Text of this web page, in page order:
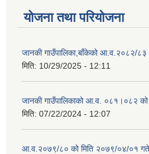
योजना तथा परियोजना
जानकी गाउँपालिका,बाँकेको आ.व.२०८२/८३
मिति: 10/29/2025 - 12:11
जानकी गाउँपालिकाको आ.व. ०८१।०८२
मिति: 07/22/2024 - 12:07
आ.व.२०७९/८० को मिति २०७९/०४/०१